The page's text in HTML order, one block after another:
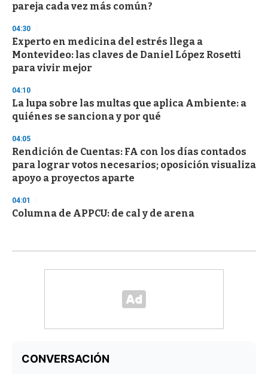
pareja cada vez más común?
04:30
Experto en medicina del estrés llega a
Montevideo: las claves de Daniel López Rosetti
para vivir mejor
04:10
La lupa sobre las multas que aplica Ambiente: a
quiénes se sanciona y por qué
04:05
Rendición de Cuentas: FA con los días contados
para lograr votos necesarios; oposición visualiza
apoyo a proyectos aparte
04:01
Columna de APPCU: de cal y de arena